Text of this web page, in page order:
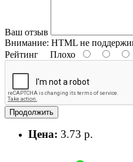
Ваш отзыв
Внимание: HTML не
Рейтинг Плохо
Продолжить
Цена: 3.73 р.